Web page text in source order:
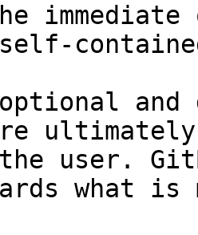
and
user.
what